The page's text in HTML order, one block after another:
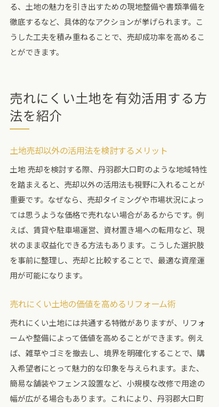
る、土地の魅力を引き出すための現地整備や書類準備を
徹底するなど、具体的なアクションが挙げられます。こ
うした工夫を積み重ねることで、売却成功率を高めるこ
とができます。
売れにくい土地を有効活用する方
法を紹介
土地売却以外の活用法を検討するメリット
土地 売却を検討する際、丹羽郡大口町のような地域特性
を踏まえると、売却以外の活用法も視野に入れることが
重要です。なぜなら、売却タイミングや市場状況によっ
ては思うような価格で売れない場合があるからです。例
えば、賃貸や駐車場運営、資材置き場への転用など、現
状のまま収益化できる方法もあります。こうした選択肢
を事前に整理し、売却と比較することで、最適な資産運
用が可能になります。
売れにくい土地の価値を高めるリフォーム術
売れにくい土地には共通する特徴がありますが、リフォ
ームや整備によって価値を高めることができます。例え
ば、雑草やゴミを撤去し、境界を明確化することで、購
入希望者にとって魅力的な印象を与えられます。また、
簡易な舗装やフェンス設置など、小規模な改修で用途の
幅が広がる場合もあります。これにより、丹羽郡大口町